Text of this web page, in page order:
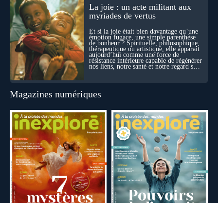
La joie : un acte militant aux
myriades de vertus
Et si la joie était bien davantage qu’une
émotion fugace, une simple parenthèse
de bonheur ? Spirituelle, philosophique,
thérapeutique ou artistique, elle apparaît
aujourd’hui comme une force de
résistance intérieure capable de régénérer
nos liens, notre santé et notre regard sur
Magazines numériques